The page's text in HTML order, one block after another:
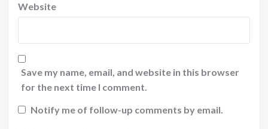
Website
Save my name, email, and website in this browser
for the next time I comment.
Notify me of follow-up comments by email.